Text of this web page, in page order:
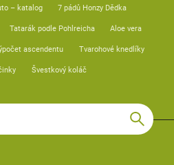
– katalog 7 pádů Honzy Dědka
Tatarák podle Pohlreicha Aloe vera
ascendentu Tvarohové knedlíky
Švestkový koláč